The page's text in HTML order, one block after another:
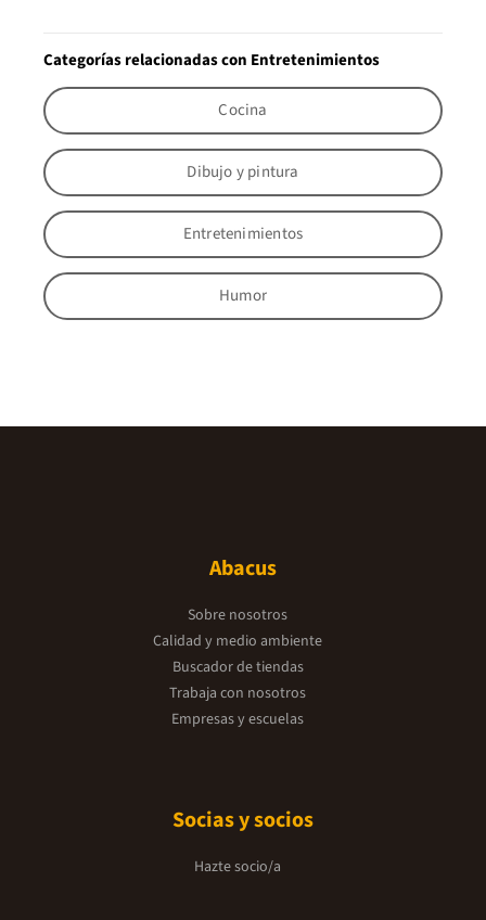
Categorías relacionadas con Entretenimientos
Cocina
Dibujo y pintura
Entretenimientos
Humor
Abacus
Sobre nosotros
Calidad y medio ambiente
Buscador de tiendas
Trabaja con nosotros
Empresas y escuelas
Socias y socios
Hazte socio/a